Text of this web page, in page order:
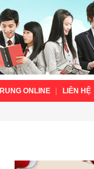
ONLINE LIÊN HỆ